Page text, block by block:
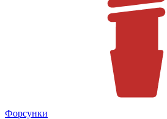
Форсунки